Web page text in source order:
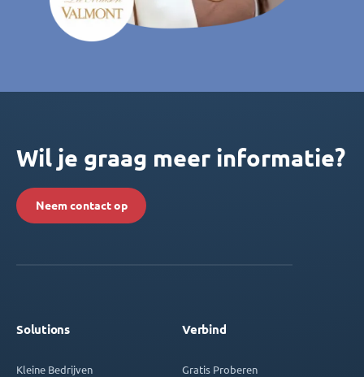
Wil je graag meer informatie?
Neem contact op
Solutions
Kleine Bedrijven
Verbind
Gratis Proberen